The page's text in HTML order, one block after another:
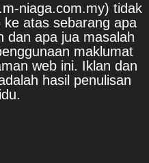
niaga.com.my) tidak
atas sebarang apa
dan apa jua masalah
maklumat
web ini. Iklan dan
hasil penulisan